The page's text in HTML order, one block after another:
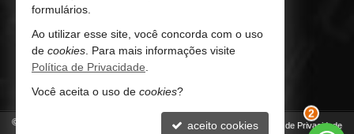
Indicadores Financeiros
Imóveis Favoritos
Mapa de Imóveis
© Política de Privacidade
2
formulários.
Ao utilizar esse site, você concorda com o uso
de cookies . Para mais informações visite
Política de Privacidade
Você aceita o uso de cookies?
aceito cookies